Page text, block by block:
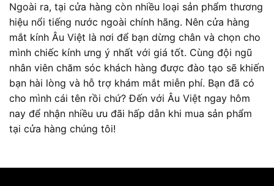
Ngoài ra, tại cửa hàng còn nhiều loại sản phẩm thương
hiệu nổi tiếng nước ngoài chính hãng. Nên cửa hàng
mắt kính Âu Việt là nơi để bạn dừng chân và chọn cho
mình chiếc kính ưng ý nhất với giá tốt. Cùng đội ngũ
nhân viên chăm sóc khách hàng được đào tạo sẽ khiến
bạn hài lòng và hỗ trợ khám mắt miễn phí. Bạn đã có
cho mình cái tên rồi chứ? Đến với Âu Việt ngay hôm
nay để nhận nhiều ưu đãi hấp dẫn khi mua sản phẩm
tại cửa hàng chúng tôi!